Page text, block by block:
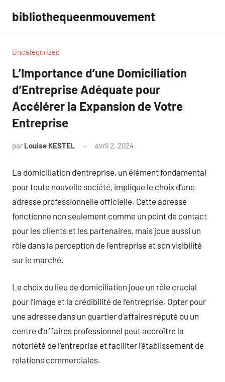
contenu
bibliothequeenmouvement
Uncategorized
L’Importance d’une Domiciliation
d’Entreprise Adéquate pour
Accélérer la Expansion de Votre
Entreprise
par Louise KESTEL avril 2, 2024
La domiciliation d’entreprise, un élément fondamental
pour toute nouvelle société, implique le choix d’une
adresse professionnelle officielle. Cette adresse
fonctionne non seulement comme un point de contact
pour les clients et les partenaires, mais joue aussi un
rôle dans la perception de l’entreprise et son visibilité
sur le marché.
Le choix du lieu de domiciliation joue un rôle crucial
pour l’image et la crédibilité de l’entreprise. Opter pour
une adresse dans un quartier d’affaires réputé ou un
centre d’affaires professionnel peut accroître la
notoriété de l’entreprise et faciliter l’établissement de
relations commerciales.